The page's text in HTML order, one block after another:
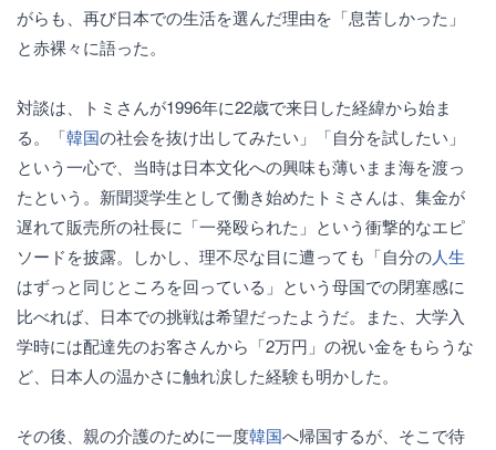
がらも、再び日本での生活を選んだ理由を「息苦しかった」
と赤裸々に語った。
対談は、トミさんが1996年に22歳で来日した経緯から始ま
る。「韓国の社会を抜け出してみたい」「自分を試したい」
という一心で、当時は日本文化への興味も薄いまま海を渡っ
たという。新聞奨学生として働き始めたトミさんは、集金が
遅れて販売所の社長に「一発殴られた」という衝撃的なエピ
ソードを披露。しかし、理不尽な目に遭っても「自分の人生
はずっと同じところを回っている」という母国での閉塞感に
比べれば、日本での挑戦は希望だったようだ。また、大学入
学時には配達先のお客さんから「2万円」の祝い金をもらうな
ど、日本人の温かさに触れ涙した経験も明かした。
その後、親の介護のために一度韓国へ帰国するが、そこで待